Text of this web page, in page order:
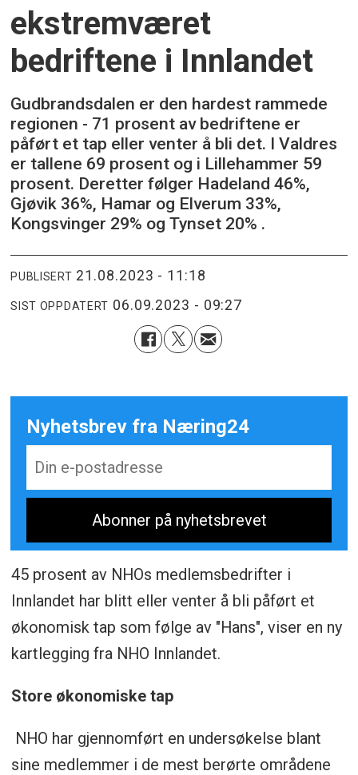
ekstremværet
bedriftene i Innlandet
Gudbrandsdalen er den hardest rammede
regionen - 71 prosent av bedriftene er
påført et tap eller venter å bli det. I Valdres
er tallene 69 prosent og i Lillehammer 59
prosent. Deretter følger Hadeland 46%,
Gjøvik 36%, Hamar og Elverum 33%,
Kongsvinger 29% og Tynset 20% .
PUBLISERT 21.08.2023 - 11:18
SIST OPPDATERT 06.09.2023 - 09:27
Nyhetsbrev fra Næring24
45 prosent av NHOs medlemsbedrifter i
Innlandet har blitt eller venter å bli påført et
økonomisk tap som følge av "Hans", viser en ny
kartlegging fra NHO Innlandet.
Store økonomiske tap
NHO har gjennomført en undersøkelse blant
sine medlemmer i de mest berørte områdene